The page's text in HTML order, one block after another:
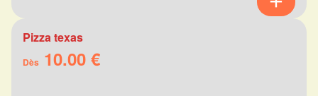
Pizza texas
Dès 10.00 €